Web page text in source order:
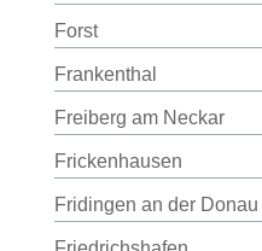
Forst
Frankenthal
Freiberg am Neckar
Frickenhausen
Fridingen an der Donau